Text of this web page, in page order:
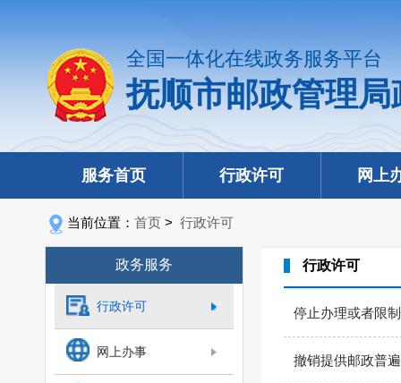
全国一体化在线政务服务平台
抚顺市邮政管理
服务首页 行政许可 网上
当前位置： 首页 > 行政许可
政务服务
行政许可
网上办事
行政许可
停止办理或者限
撤销提供邮政普